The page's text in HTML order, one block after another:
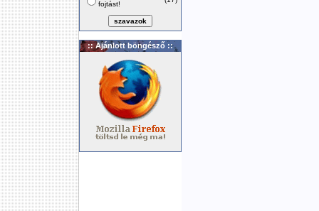
fojtást!
:: Ajánlott böngésző ::